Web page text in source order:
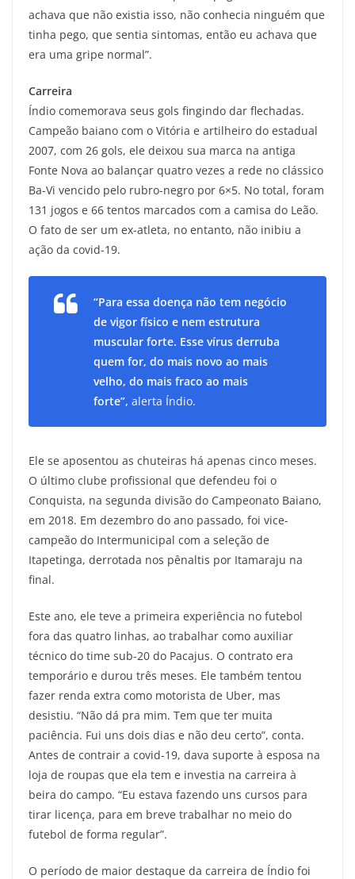
achava que não existia isso, não conhecia ninguém que
tinha pego, que sentia sintomas, então eu achava que
era uma gripe normal”.
Carreira
Índio comemorava seus gols fingindo dar flechadas.
Campeão baiano com o Vitória e artilheiro do estadual
2007, com 26 gols, ele deixou sua marca na antiga
Fonte Nova ao balançar quatro vezes a rede no clássico
Ba-Vi vencido pelo rubro-negro por 6×5. No total, foram
131 jogos e 66 tentos marcados com a camisa do Leão.
O fato de ser um ex-atleta, no entanto, não inibiu a
ação da covid-19.
“Para essa doença não tem negócio
de vigor físico e nem estrutura
muscular forte. Esse vírus derruba
quem for, do mais novo ao mais
velho, do mais fraco ao mais
forte”, alerta Índio.
Ele se aposentou as chuteiras há apenas cinco meses.
O último clube profissional que defendeu foi o
Conquista, na segunda divisão do Campeonato Baiano,
em 2018. Em dezembro do ano passado, foi vice-
campeão do Intermunicipal com a seleção de
Itapetinga, derrotada nos pênaltis por Itamaraju na
final.
Este ano, ele teve a primeira experiência no futebol
fora das quatro linhas, ao trabalhar como auxiliar
técnico do time sub-20 do Pacajus. O contrato era
temporário e durou três meses. Ele também tentou
fazer renda extra como motorista de Uber, mas
desistiu. “Não dá pra mim. Tem que ter muita
paciência. Fui uns dois dias e não deu certo”, conta.
Antes de contrair a covid-19, dava suporte à esposa na
loja de roupas que ela tem e investia na carreira à
beira do campo. “Eu estava fazendo uns cursos para
tirar licença, para em breve trabalhar no meio do
futebol de forma regular”.
O período de maior destaque da carreira de Índio foi